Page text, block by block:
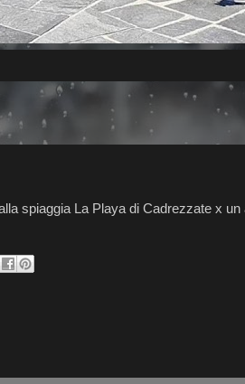
spiaggia La Playa di Cadrezzate x un